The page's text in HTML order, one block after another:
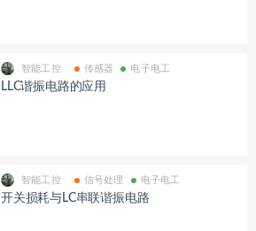
智能工控 传感器 电子电工
LLC谐振电路的应用
智能工控 信号处理 电子电工
开关损耗与LC串联谐振电路